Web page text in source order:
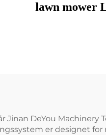
lawn mower
Jinan DeYou
er designet